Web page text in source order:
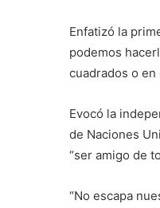
Enfatizó la
podemos
cuadrados o en
Evocó la
de Naciones
“ser amigo de
“No escapa